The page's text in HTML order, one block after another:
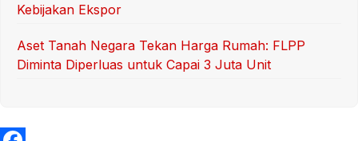
Kebijakan Ekspor
Aset Tanah Negara Tekan Harga Rumah: FLPP
Diminta Diperluas untuk Capai 3 Juta Unit